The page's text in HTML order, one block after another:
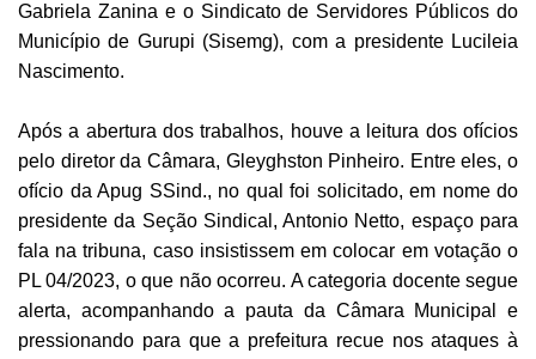
Gabriela Zanina e o Sindicato de Servidores Públicos do
Município de Gurupi (Sisemg), com a presidente Lucileia
Nascimento.
Após a abertura dos trabalhos, houve a leitura dos ofícios
pelo diretor da Câmara, Gleyghston Pinheiro. Entre eles, o
ofício da Apug SSind., no qual foi solicitado, em nome do
presidente da Seção Sindical, Antonio Netto, espaço para
fala na tribuna, caso insistissem em colocar em votação o
PL 04/2023, o que não ocorreu. A categoria docente segue
alerta, acompanhando a pauta da Câmara Municipal e
pressionando para que a prefeitura recue nos ataques à